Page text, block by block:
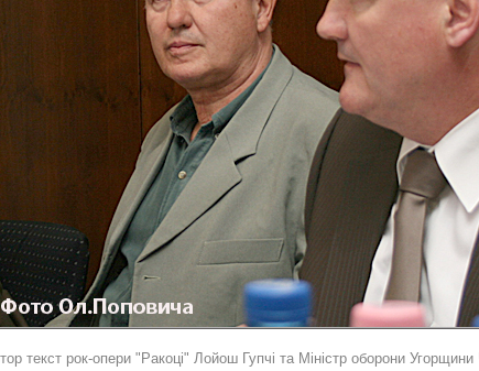
текст рок-опери "Ракоці" Лойош Гупчі та Міністр оборони Угорщини